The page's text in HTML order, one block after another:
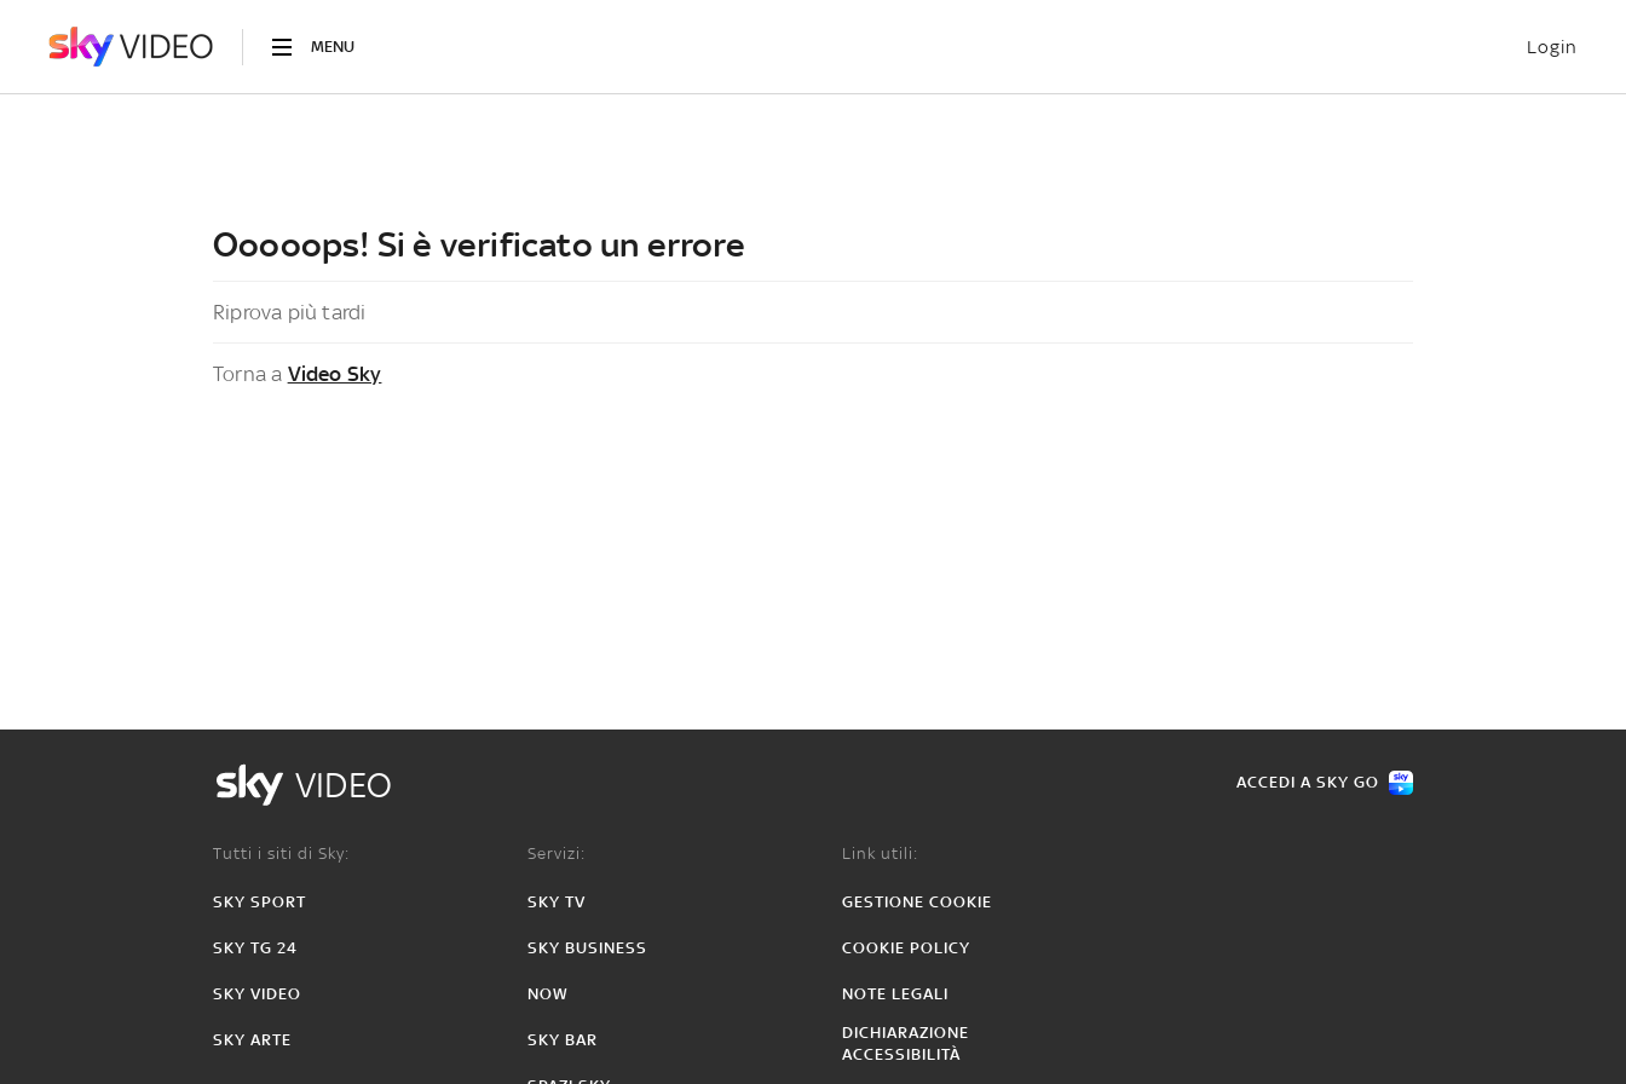
MENU Login
Ooooops! Si è verificato un errore
Riprova più tardi
Torna a Video Sky
VIDEO ACCEDI A SKY GO
Tutti i siti di Sky:
SKY SPORT
SKY TG 24
SKY VIDEO
SKY ARTE
Servizi:
SKY TV
SKY BUSINESS
NOW
SKY BAR
Link utili:
GESTIONE COOKIE
COOKIE POLICY
NOTE LEGALI
DICHIARAZIONE
ACCESSIBILITÀ